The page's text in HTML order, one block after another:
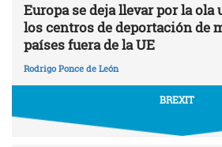
Europa se deja llevar por la ola
los centros de deportación de
países fuera de la UE
Rodrigo Ponce de León
BREXIT